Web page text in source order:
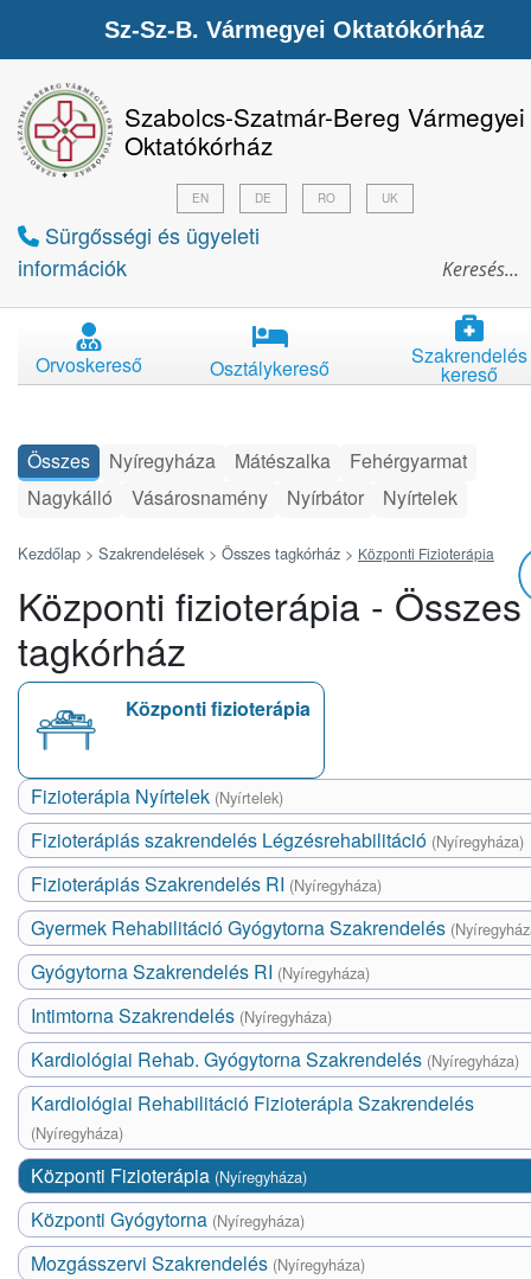
Szabolcs-Szatmár-Bereg Vármegyei
Oktatókórház
Sürgősségi és ügyeleti
információk
EN DE RO UK
Orvoskereső Osztálykereső Szakrendelés
kereső
Összes Nyíregyháza Mátészalka
Fehérgyarmat
Nagykálló
Vásárosnamény Nyírbátor Nyírtelek
Kezdőlap > Szakrendelések > Összes tagkórház > Központi Fizioterápia
Központi fizioterápia - Összes
tagkórház
Központi fizioterápia
Fizioterápia Nyírtelek (Nyírtelek)
Fizioterápiás szakrendelés Légzésrehabilitáció (Nyíregyháza)
Fizioterápiás Szakrendelés RI (Nyíregyháza)
Gyermek Rehabilitáció Gyógytorna Szakrendelés
Gyógytorna Szakrendelés RI (Nyíregyháza)
Intimtorna Szakrendelés (Nyíregyháza)
Kardiológiai Rehab. Gyógytorna Szakrendelés (Nyíregyháza)
Kardiológiai Rehabilitáció Fizioterápia Szakrendelés
(Nyíregyháza)
Központi Fizioterápia (Nyíregyháza)
Központi Gyógytorna (Nyíregyháza)
Mozgásszervi Szakrendelés (Nyíregyháza)
Sz-Sz-B. Vármegyei Oktatókórház